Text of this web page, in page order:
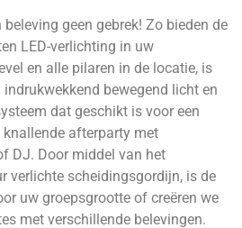
beleving geen gebrek! Zo bieden de
LED-verlichting in uw
en alle pilaren in de locatie, is
bewegend licht en
dat geschikt is voor een
afterparty met
DJ. Door middel van het
verlichte scheidingsgordijn, is de
uw groepsgrootte of creëren we
met verschillende belevingen.